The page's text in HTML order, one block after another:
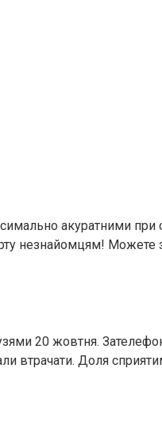
акуратними при
незнайомцям! Можете
20 жовтня.
втрачати. Доля